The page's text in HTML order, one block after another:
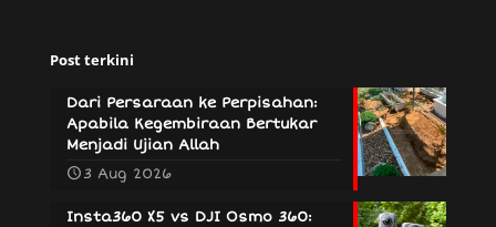
Post terkini
Dari Persaraan ke Perpisahan:
Apabila Kegembiraan Bertukar
Menjadi Ujian Allah
3 Aug 2026
Insta360 X5 vs DJI Osmo 360: